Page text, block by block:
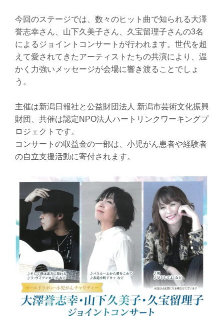
今回のステージでは、数々のヒット曲で知られる大澤
誉志幸さん、山下久美子さん、久宝留理子さんの3名
によるジョイントコンサートが行われます。世代を超
えて愛されてきたアーティストたちの共演により、温
かく力強いメッセージが会場に響き渡ることでしょ
う。
主催は新潟日報社と公益財団法人 新潟市芸術文化振興
財団、共催は認定NPO法人ハートリンクワーキングプ
ロジェクトです。
コンサートの収益金の一部は、小児がん患者や経験者
の自立支援活動に寄付されます。